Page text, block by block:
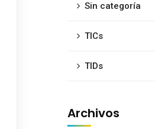
Sin categoría
TICs
TIDs
Archivos